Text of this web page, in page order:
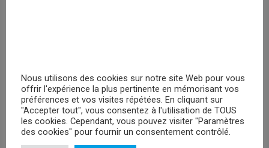
Jurassic Park Camo Gold Logo
Veuillez vous
enregistrer
Nous utilisons des cookies sur notre site Web pour vous
offrir l'expérience la plus pertinente en mémorisant vos
préférences et vos visites répétées. En cliquant sur
"Accepter tout", vous consentez à l'utilisation de TOUS
les cookies. Cependant, vous pouvez visiter "Paramètres
des cookies" pour fournir un consentement contrôlé.